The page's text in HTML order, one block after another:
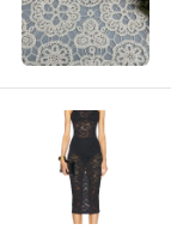
DO
SITE
POLÍTICA